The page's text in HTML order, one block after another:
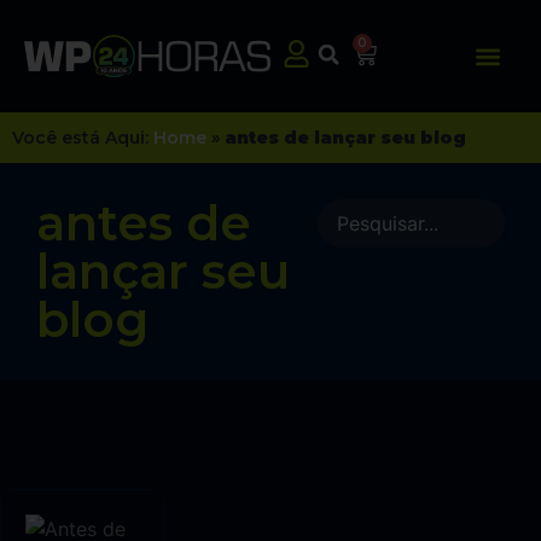
0
Você está Aqui: Home » antes de lançar seu blog
antes de
lançar seu
blog